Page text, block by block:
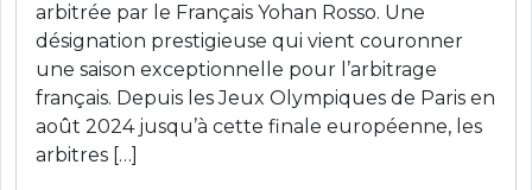
arbitrée par le Français Yohan Rosso. Une
désignation prestigieuse qui vient couronner
une saison exceptionnelle pour l’arbitrage
français. Depuis les Jeux Olympiques de Paris en
août 2024 jusqu’à cette finale européenne, les
arbitres […]